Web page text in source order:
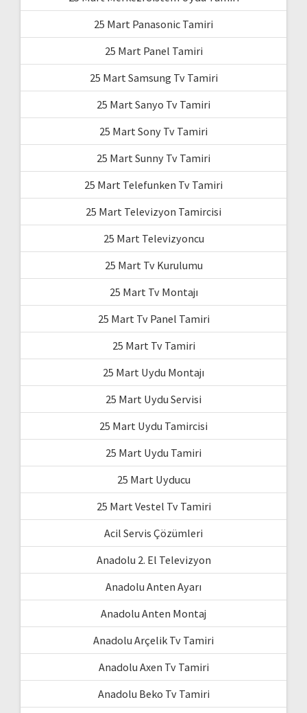
25 Mart Panasonic Tamiri
25 Mart Panel Tamiri
25 Mart Samsung Tv Tamiri
25 Mart Sanyo Tv Tamiri
25 Mart Sony Tv Tamiri
25 Mart Sunny Tv Tamiri
25 Mart Telefunken Tv Tamiri
25 Mart Televizyon Tamircisi
25 Mart Televizyoncu
25 Mart Tv Kurulumu
25 Mart Tv Montajı
25 Mart Tv Panel Tamiri
25 Mart Tv Tamiri
25 Mart Uydu Montajı
25 Mart Uydu Servisi
25 Mart Uydu Tamircisi
25 Mart Uydu Tamiri
25 Mart Uyducu
25 Mart Vestel Tv Tamiri
Acil Servis Çözümleri
Anadolu 2. El Televizyon
Anadolu Anten Ayarı
Anadolu Anten Montaj
Anadolu Arçelik Tv Tamiri
Anadolu Axen Tv Tamiri
Anadolu Beko Tv Tamiri